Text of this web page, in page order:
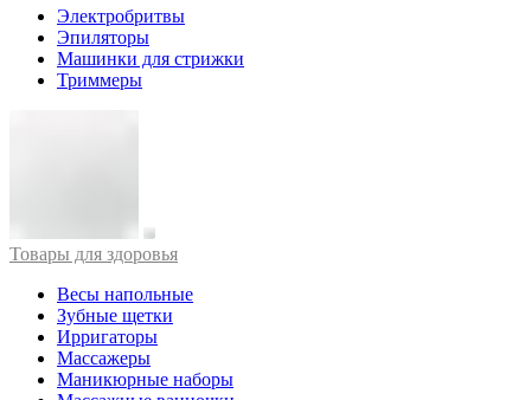
Электробритвы
Эпиляторы
Машинки для стрижки
Триммеры
Товары для здоровья
Весы напольные
Зубные щетки
Ирригаторы
Массажеры
Маникюрные наборы